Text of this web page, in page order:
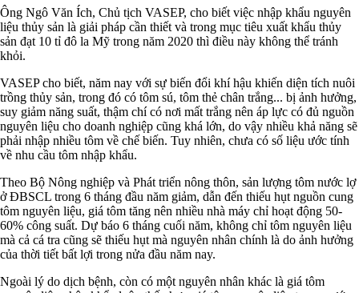
Ông Ngô Văn Ích, Chủ tịch VASEP, cho biết việc nhập khẩu nguyên
liệu thủy sản là giải pháp cần thiết và trong mục tiêu xuất khẩu thủy
sản đạt 10 tỉ đô la Mỹ trong năm 2020 thì điều này không thể tránh
khỏi.
VASEP cho biết, năm nay với sự biến đổi khí hậu khiến diện tích nuôi
trồng thủy sản, trong đó có tôm sú, tôm thẻ chân trắng... bị ảnh hưởng,
suy giảm năng suất, thậm chí có nơi mất trắng nên áp lực có đủ nguồn
nguyên liệu cho doanh nghiệp cũng khá lớn, do vậy nhiều khả năng sẽ
phải nhập nhiều tôm về chế biến. Tuy nhiên, chưa có số liệu ước tính
về nhu cầu tôm nhập khẩu.
Theo Bộ Nông nghiệp và Phát triển nông thôn, sản lượng tôm nước lợ
ở ĐBSCL trong 6 tháng đầu năm giảm, dẫn đến thiếu hụt nguồn cung
tôm nguyên liệu, giá tôm tăng nên nhiều nhà máy chỉ hoạt động 50-
60% công suất. Dự báo 6 tháng cuối năm, không chỉ tôm nguyên liệu
mà cả cá tra cũng sẽ thiếu hụt mà nguyên nhân chính là do ảnh hưởng
của thời tiết bất lợi trong nửa đầu năm nay.
Ngoài lý do dịch bệnh, còn có một nguyên nhân khác là giá tôm